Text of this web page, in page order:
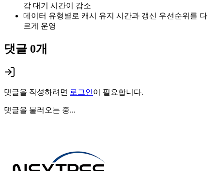
감 대기 시간이 감소
데이터 유형별로 캐시 유지 시간과 갱신 우선순위를 다
르게 운영
댓글 0개
댓글을 작성하려면 로그인이 필요합니다.
댓글을 불러오는 중...